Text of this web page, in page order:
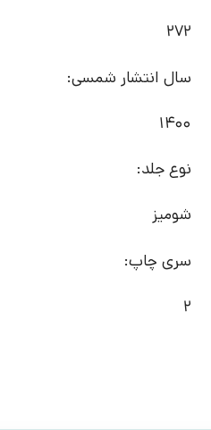
272
سال انتشار شمسی:
1400
نوع جلد:
شومیز
سری چاپ:
2